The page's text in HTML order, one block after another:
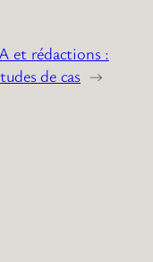
et rédactions :
de cas →